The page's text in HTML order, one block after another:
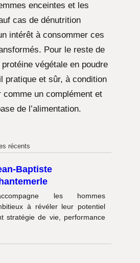
enceintes et les
cas de dénutrition
intérêt à consommer ces
Pour le reste de
végétale en poudre
pratique et sûr, à condition
comme un complément et
de l’alimentation.
récents
Baptiste
les hommes
à révéler leur potentiel
stratégie de vie, performance